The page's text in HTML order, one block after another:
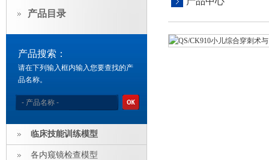
产品目录
产品搜索：
请在下列输入框内输入您要查找的产
品名称。
临床技能训练模型
各内窥镜检查模型